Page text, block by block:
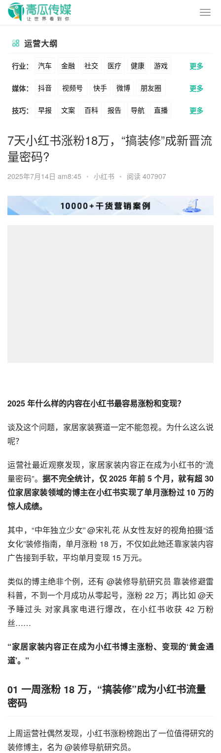
运营大纲
行业： 汽车 金融 社交 医疗 健康 游戏
动漫 美妆 美食 家装 教育 婚纱
酒旅 母婴 宠物 文娱 跨境 科技
广告 元宇宙 房地产
更多
媒体： 抖音 视频号 快手 微博 朋友圈
公众号 B站 小红书 头条 知乎
Soul 360 百度 搜狗 爱奇艺 美柚
美图
Tiktok YouTube Yahoo Bing
更多
技巧： 早报 文案 百科 报告 导航 直播
卖货 脚本 电商 私域 社群
涨粉
数据 拉新 活动 用户 游戏 海外
元宇宙 跨境 青瓜通
更多
7天小红书涨粉18万，“搞装修”成新晋流
量密码?
2025年7月14日 am8:45 • 小红书 • 阅读 407907
2025 年什么样的内容在小红书最容易涨粉和变现？
谈及这个问题，家居家装赛道一定不能忽视。为什么这么说
呢？
运营社最近观察发现，家居家装内容正在成为小红书的“流
量密码”。 据不完全统计，仅 2025 年前 5 个月，就有超 30
位家居家装领域的博主在小红书实现了单月涨粉过 10 万的
惊人成绩。
其中，“中年独立少女” @宋礼花 从女性友好的视角拍摄“适
女化”装修指南，单月涨粉 18 万，不仅如此她还靠家装内容
广告接到手软，平均单月变现 15 万元。
类似的博主绝非个例，还有 @装修导航研究员 靠装修避雷
科普，不到一个月成功从零起号，涨粉 22 万；再比如 @天
予睡过头 对家具家电进行爆改，在小红书收获 42 万粉
丝……
“家居家装内容正在成为小红书博主涨粉、变现的‘黄金通
道’。”
01 一周涨粉 18 万，“搞装修”成为小红书流量
密码
上周运营社偶然发现， 小红书涨粉榜跑出了一位值得研究的
装修博主，名为 @装修导航研究员。